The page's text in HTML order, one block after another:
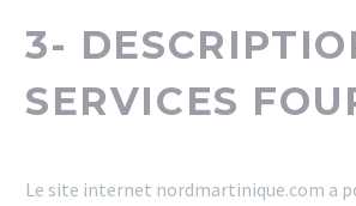
3-
SERVICES
Le site internet nordmartinique.com a